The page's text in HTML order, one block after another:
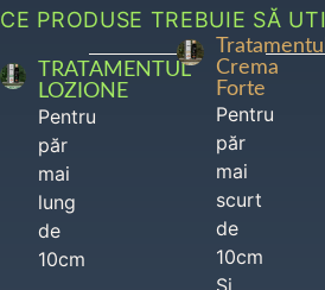
CE PRODUSE TREBUIE SĂ
TRATAMENTUL
LOZIONE
Pentru
păr
mai
lung
de
10cm
Tratamentul
Crema
Forte
Pentru
păr
mai
scurt
de
10cm